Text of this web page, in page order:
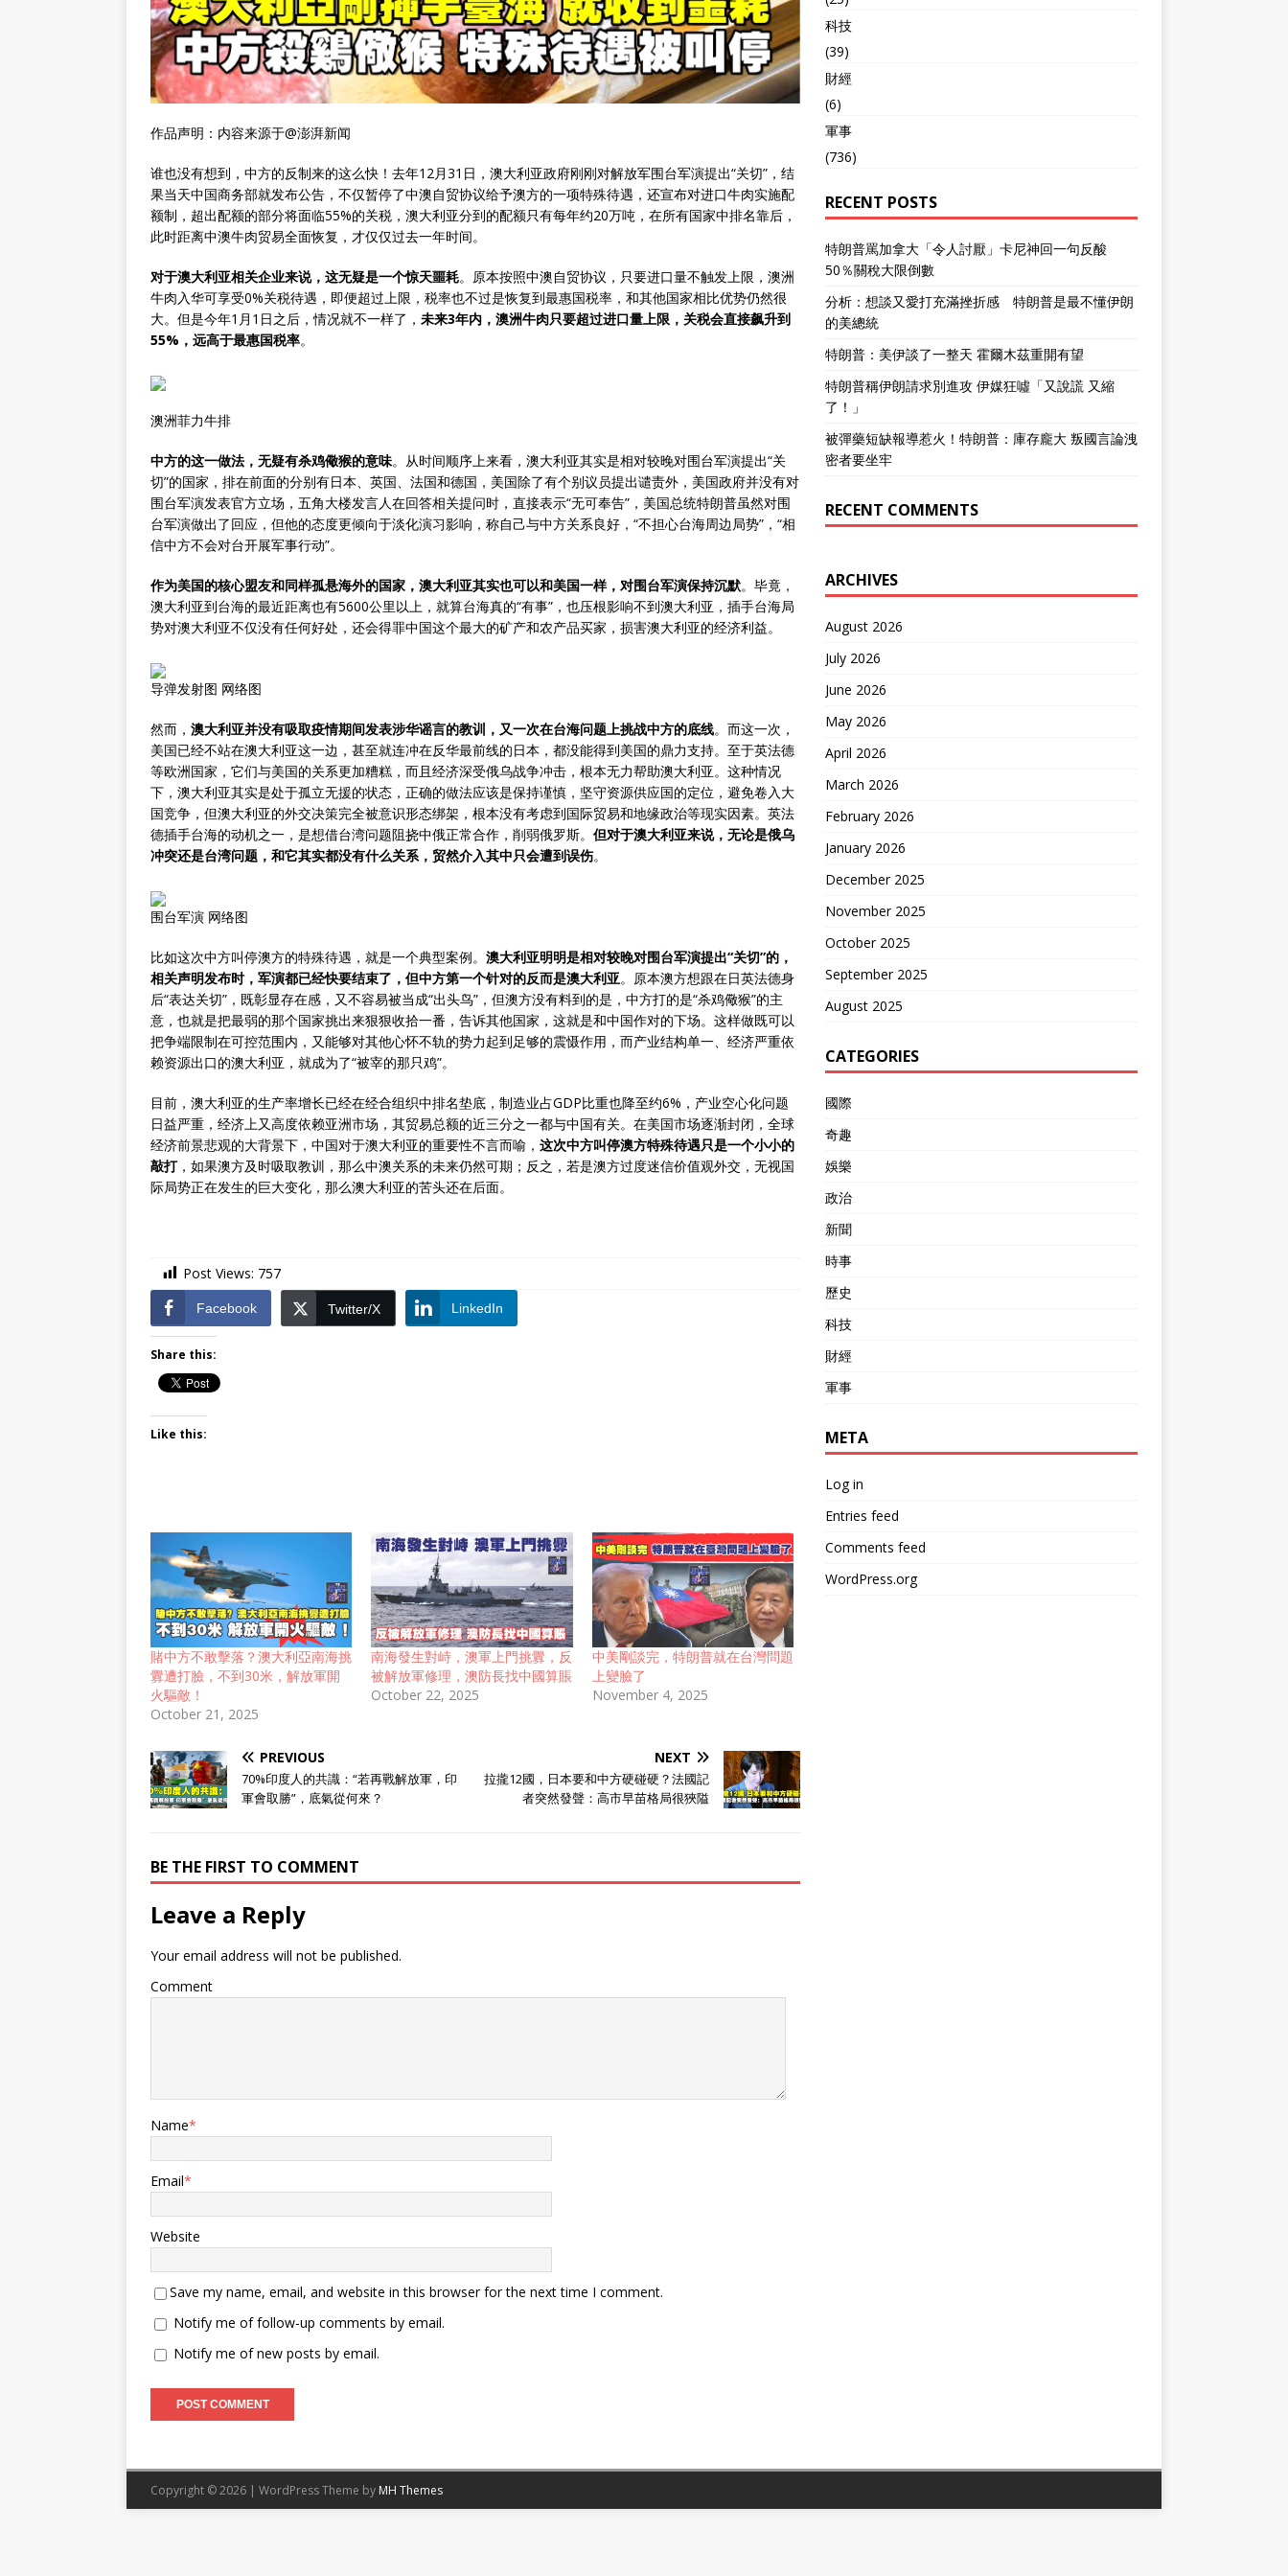
作品声明：内容来源于@澎湃新闻
谁也没有想到，中方的反制来的这么快！去年12月31日，澳大利亚政府刚刚对解放军围台军演提出“关切”，结
果当天中国商务部就发布公告，不仅暂停了中澳自贸协议给予澳方的一项特殊待遇，还宣布对进口牛肉实施配
额制，超出配额的部分将面临55%的关税，澳大利亚分到的配额只有每年约20万吨，在所有国家中排名靠后，
此时距离中澳牛肉贸易全面恢复，才仅仅过去一年时间。
对于澳大利亚相关企业来说，这无疑是一个惊天噩耗。原本按照中澳自贸协议，只要进口量不触发上限，澳洲
牛肉入华可享受0%关税待遇，即便超过上限，税率也不过是恢复到最惠国税率，和其他国家相比优势仍然很
大。但是今年1月1日之后，情况就不一样了， 未来3年内，澳洲牛肉只要超过进口量上限，关税会直接飙升到
55%，远高于最惠国税率。
澳洲菲力牛排
中方的这一做法，无疑有杀鸡儆猴的意味。从时间顺序上来看，澳大利亚其实是相对较晚对围台军演提出“关
切”的国家，排在前面的分别有日本、英国、法国和德国，美国除了有个别议员提出谴责外，美国政府并没有对
围台军演发表官方立场，五角大楼发言人在回答相关提问时，直接表示“无可奉告”，美国总统特朗普虽然对围
台军演做出了回应，但他的态度更倾向于淡化演习影响，称自己与中方关系良好，“不担心台海周边局势”，“相
信中方不会对台开展军事行动”。
作为美国的核心盟友和同样孤悬海外的国家，澳大利亚其实也可以和美国一样，对围台军演保持沉默。毕竟，
澳大利亚到台海的最近距离也有5600公里以上，就算台海真的“有事”，也压根影响不到澳大利亚，插手台海局
势对澳大利亚不仅没有任何好处，还会得罪中国这个最大的矿产和农产品买家，损害澳大利亚的经济利益。
导弹发射图 网络图
然而， 澳大利亚并没有吸取疫情期间发表涉华谣言的教训，又一次在台海问题上挑战中方的底线。而这一次，
美国已经不站在澳大利亚这一边，甚至就连冲在反华最前线的日本，都没能得到美国的鼎力支持。至于英法德
等欧洲国家，它们与美国的关系更加糟糕，而且经济深受俄乌战争冲击，根本无力帮助澳大利亚。这种情况
下，澳大利亚其实是处于孤立无援的状态，正确的做法应该是保持谨慎，坚守资源供应国的定位，避免卷入大
国竞争，但澳大利亚的外交决策完全被意识形态绑架，根本没有考虑到国际贸易和地缘政治等现实因素。英法
德插手台海的动机之一，是想借台湾问题阻挠中俄正常合作，削弱俄罗斯。 但对于澳大利亚来说，无论是俄乌
冲突还是台湾问题，和它其实都没有什么关系，贸然介入其中只会遭到误伤。
围台军演 网络图
比如这次中方叫停澳方的特殊待遇，就是一个典型案例。 澳大利亚明明是相对较晚对围台军演提出“关切”的，
相关声明发布时，军演都已经快要结束了，但中方第一个针对的反而是澳大利亚。原本澳方想跟在日英法德身
后“表达关切”，既彰显存在感，又不容易被当成“出头鸟”，但澳方没有料到的是，中方打的是“杀鸡儆猴”的主
意，也就是把最弱的那个国家挑出来狠狠收拾一番，告诉其他国家，这就是和中国作对的下场。这样做既可以
把争端限制在可控范围内，又能够对其他心怀不轨的势力起到足够的震慑作用，而产业结构单一、经济严重依
赖资源出口的澳大利亚，就成为了“被宰的那只鸡”。
目前，澳大利亚的生产率增长已经在经合组织中排名垫底，制造业占GDP比重也降至约6%，产业空心化问题
日益严重，经济上又高度依赖亚洲市场，其贸易总额的近三分之一都与中国有关。在美国市场逐渐封闭，全球
经济前景悲观的大背景下，中国对于澳大利亚的重要性不言而喻， 这次中方叫停澳方特殊待遇只是一个小小的
敲打，如果澳方及时吸取教训，那么中澳关系的未来仍然可期；反之，若是澳方过度迷信价值观外交，无视国
际局势正在发生的巨大变化，那么澳大利亚的苦头还在后面。
Post Views: 757
Facebook Twitter/X LinkedIn
Share this:
Like this:
賭中方不敢擊落？澳大利亞南海挑
釁遭打臉，不到30米，解放軍開
火驅敵！
October 21, 2025
南海發生對峙，澳軍上門挑釁，反
被解放軍修理，澳防長找中國算賬
October 22, 2025
中美剛談完，特朗普就在台灣問題
上變臉了
November 4, 2025
PREVIOUS
70%印度人的共識：“若再戰解放軍，印
軍會取勝”，底氣從何來？
NEXT
拉攏12國，日本要和中方硬碰硬？法國記
者突然發聲：高市早苗格局很狹隘
BE THE FIRST TO COMMENT
Leave a Reply
Your email address will not be published.
Comment
Name*
Email*
Website
Save my name, email, and website in this browser for the next time I comment.
Notify me of follow-up comments by email.
Notify me of new posts by email.
科技
(39)
財經
(6)
軍事
(736)
RECENT POSTS
特朗普罵加拿大「令人討厭」卡尼神回一句反酸
50％關稅大限倒數
分析：想談又愛打充滿挫折感 特朗普是最不懂伊朗
的美總統
特朗普：美伊談了一整天 霍爾木茲重開有望
特朗普稱伊朗請求別進攻 伊媒狂噓「又說謊 又縮
了！」
被彈藥短缺報導惹火！特朗普：庫存龐大 叛國言論洩
密者要坐牢
RECENT COMMENTS
ARCHIVES
August 2026
July 2026
June 2026
May 2026
April 2026
March 2026
February 2026
January 2026
December 2025
November 2025
October 2025
September 2025
August 2025
CATEGORIES
國際
奇趣
娛樂
政治
新聞
時事
歷史
科技
財經
軍事
META
Log in
Entries feed
Comments feed
WordPress.org
Copyright © 2026 | WordPress Theme by MH Themes